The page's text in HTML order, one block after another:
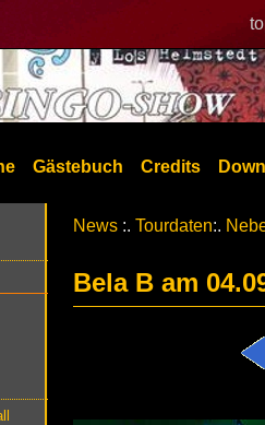
Gästebuch Credits
News :. Tourdaten:.
Bela B am